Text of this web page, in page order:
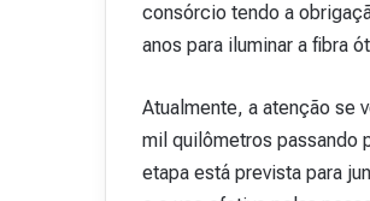
consórcio tendo a
anos para iluminar a fibra
Atualmente, a atenção se
mil quilômetros passando
etapa está prevista para